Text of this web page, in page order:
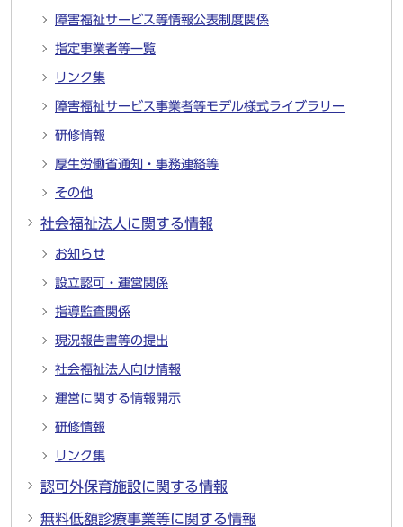
障害福祉サービス等情報公表制度関係
指定事業者等一覧
リンク集
障害福祉サービス事業者等モデル様式ライブラリー
研修情報
厚生労働省通知・事務連絡等
その他
社会福祉法人に関する情報
お知らせ
設立認可・運営関係
指導監査関係
現況報告書等の提出
社会福祉法人向け情報
運営に関する情報開示
研修情報
リンク集
認可外保育施設に関する情報
無料低額診療事業等に関する情報